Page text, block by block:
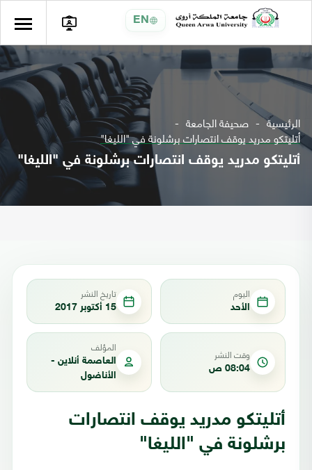
EN
الرئيسية صحيفة الجامعة
أتليتكو مدريد يوقف انتصارات برشلونة في "الليغا"
أتليتكو مدريد يوقف انتصارات برشلونة في "الليغا"
اليوم
الأحد
تاريخ النشر
15 أكتوبر 2017
وقت النشر
08:04 ص
المؤلف
العاصمة أنلاين -
الأناضول
أتليتكو مدريد يوقف انتصارات
برشلونة في "الليغا"